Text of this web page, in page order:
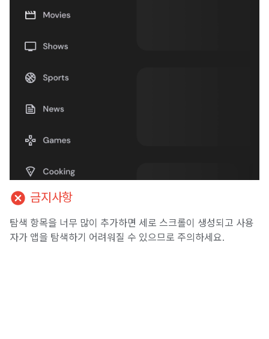
cancel 금지사항
탐색 항목을 너무 많이 추가하면 세로 스크롤이 생성되고 사용
자가 앱을 탐색하기 어려워질 수 있으므로 주의하세요.